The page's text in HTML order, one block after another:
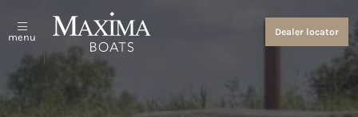
menu
Sloepen en tenders
Bekijk alles
Coastal Tenders
Over ons
Over ons
Evenementen en nieuws
Dealer locator